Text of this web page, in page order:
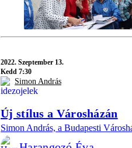
2022. Szeptember 13.
Kedd 7:30
Simon András
Új stílus a Városházán
Simon András, a Budapesti